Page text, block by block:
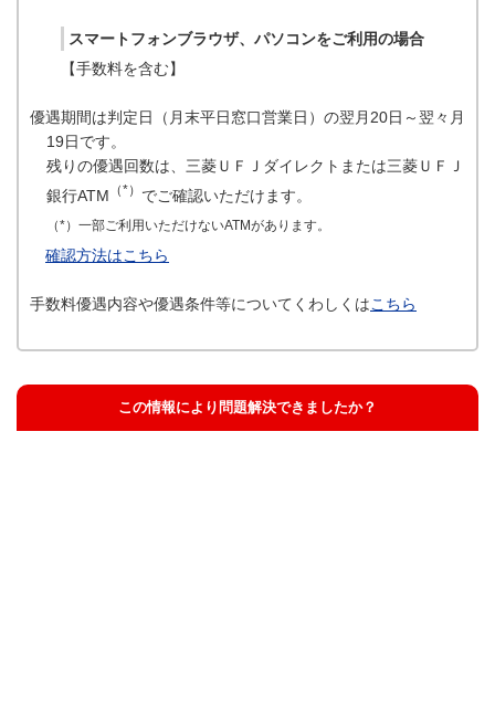
スマートフォンブラウザ、パソコンをご利用の場合
【手数料を含む】
優遇期間は判定日（月末平日窓口営業日）の翌月20日～翌々月
19日です。
残りの優遇回数は、三菱ＵＦＪダイレクトまたは三菱ＵＦＪ
銀行ATM （*） でご確認いただけます。
（*）一部ご利用いただけないATMがあります。
確認方法はこちら
手数料優遇内容や優遇条件等についてくわしくはこちら
この情報により問題解決できましたか？